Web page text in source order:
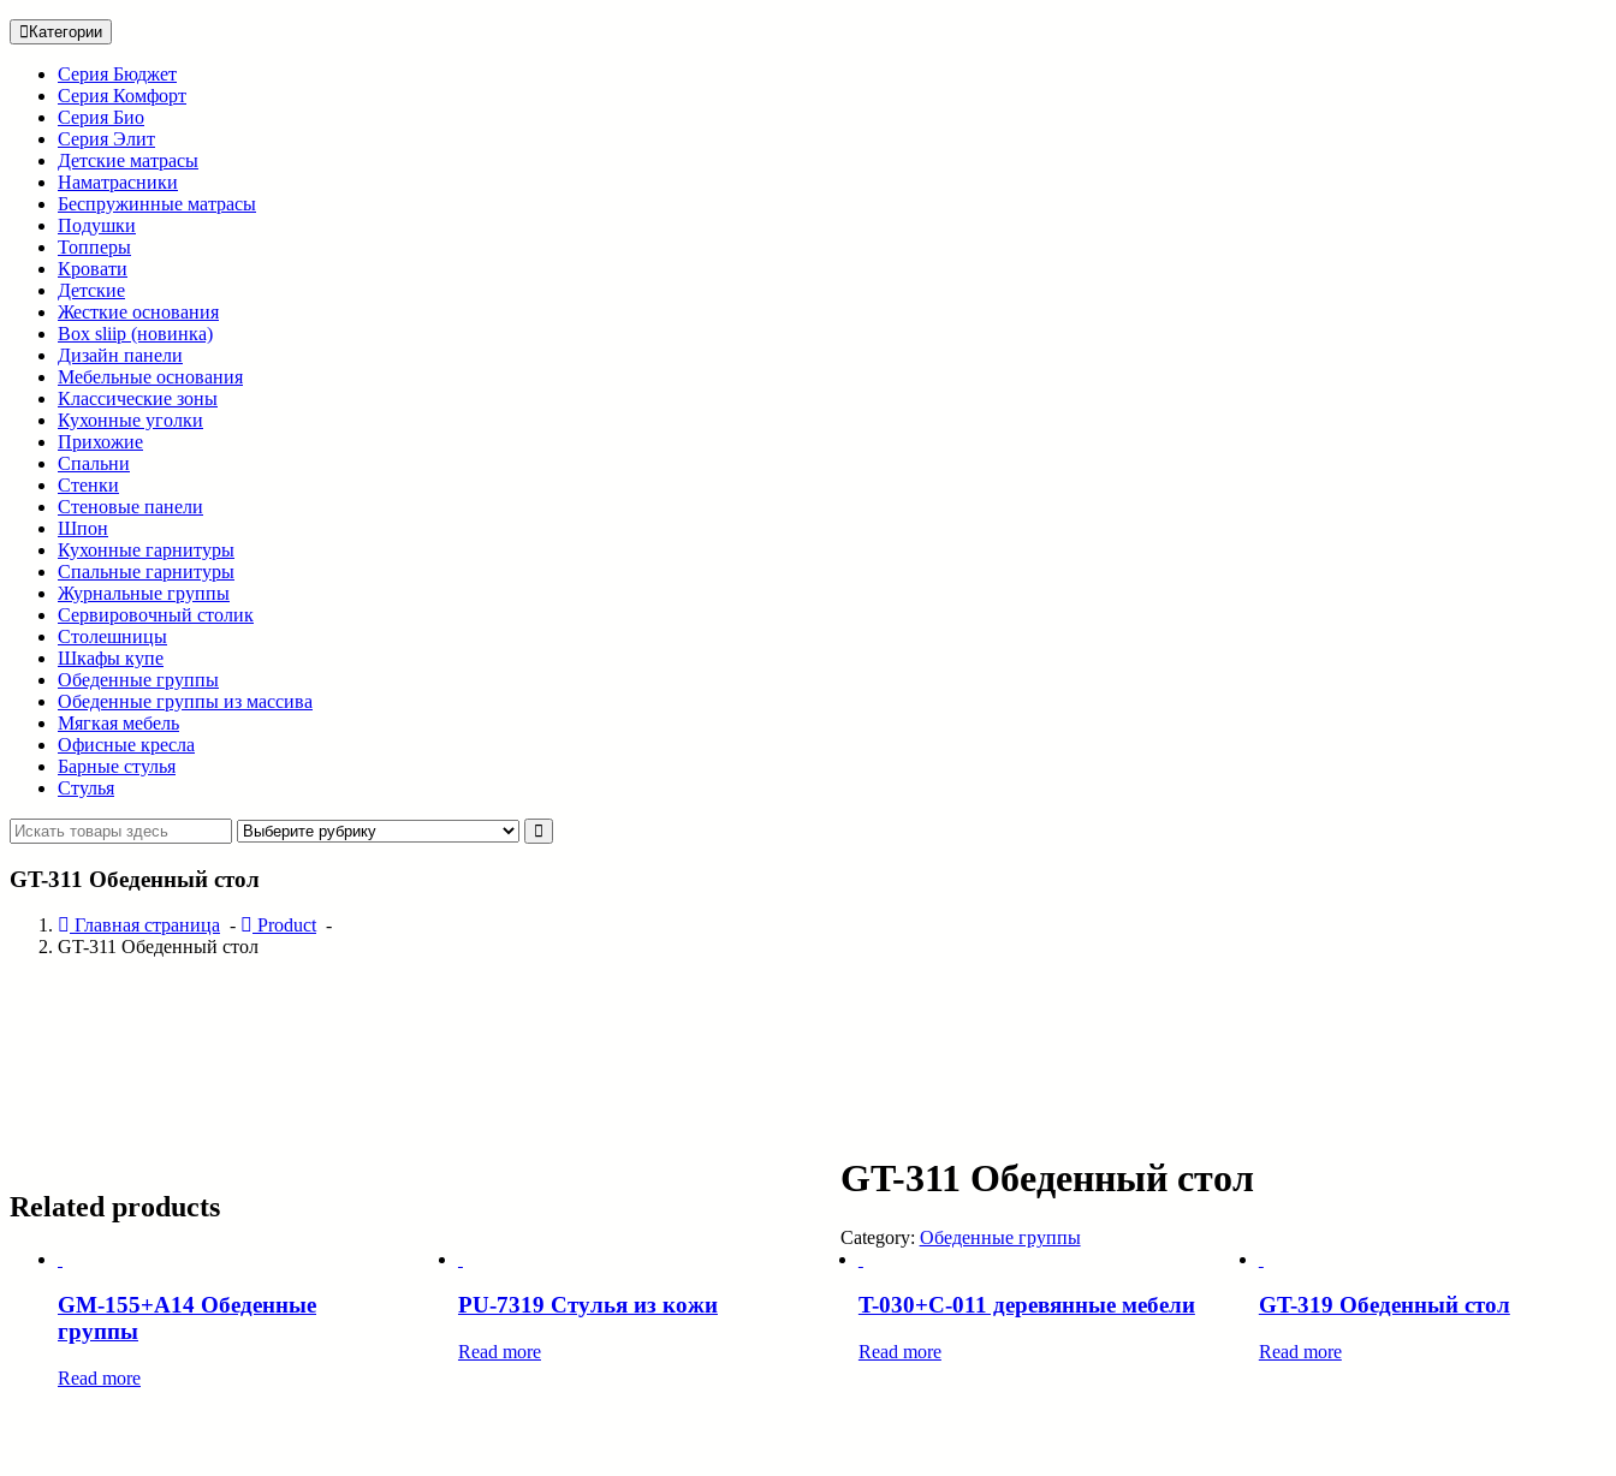
Категории
Серия Бюджет
Серия Комфорт
Серия Био
Серия Элит
Детские матрасы
Наматрасники
Беспружинные матрасы
Подушки
Топперы
Кровати
Детские
Жесткие основания
Box sliip (новинка)
Дизайн панели
Мебельные основания
Классические зоны
Кухонные уголки
Прихожие
Спальни
Стенки
Стеновые панели
Шпон
Кухонные гарнитуры
Спальные гарнитуры
Журнальные группы
Сервировочный столик
Столешницы
Шкафы купе
Обеденные группы
Обеденные группы из массива
Мягкая мебель
Офисные кресла
Барные стулья
Стулья
GT-311 Обеденный стол
Главная страница - Product-
GT-311 Обеденный стол
GT-311 Обеденный стол
Category: Обеденные группы
Related products
GM-155+A14 Обеденные
группы
Read more
PU-7319 Стулья из кожи
Read more
T-030+C-011 деревянные мебели
Read more
GT-319 Обеденный стол
Read more